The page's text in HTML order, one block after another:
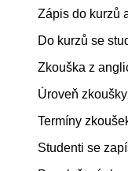
Zápis do kurzů
Do kurzů se
Zkouška z
Úroveň
Termíny
Studenti se